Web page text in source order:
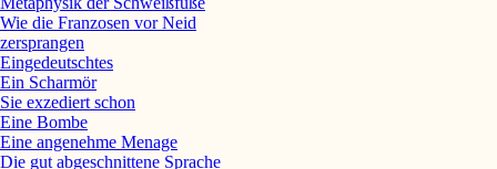
Wie die Franzosen vor Neid
zersprangen
Eingedeutschtes
Ein Scharmör
Sie exzediert schon
Eine Bombe
Eine angenehme Menage
Die gut abgeschnittene Sprache